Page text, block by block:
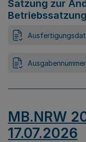
Satzung zur
Betriebssatzung
Ausgabennummer
MB.NRW
17.07.2026